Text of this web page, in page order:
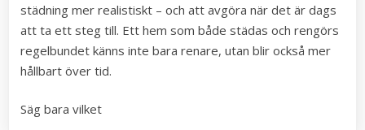
städning mer realistiskt – och att avgöra när det är dags
att ta ett steg till. Ett hem som både städas och rengörs
regelbundet känns inte bara renare, utan blir också mer
hållbart över tid.
Säg bara vilket